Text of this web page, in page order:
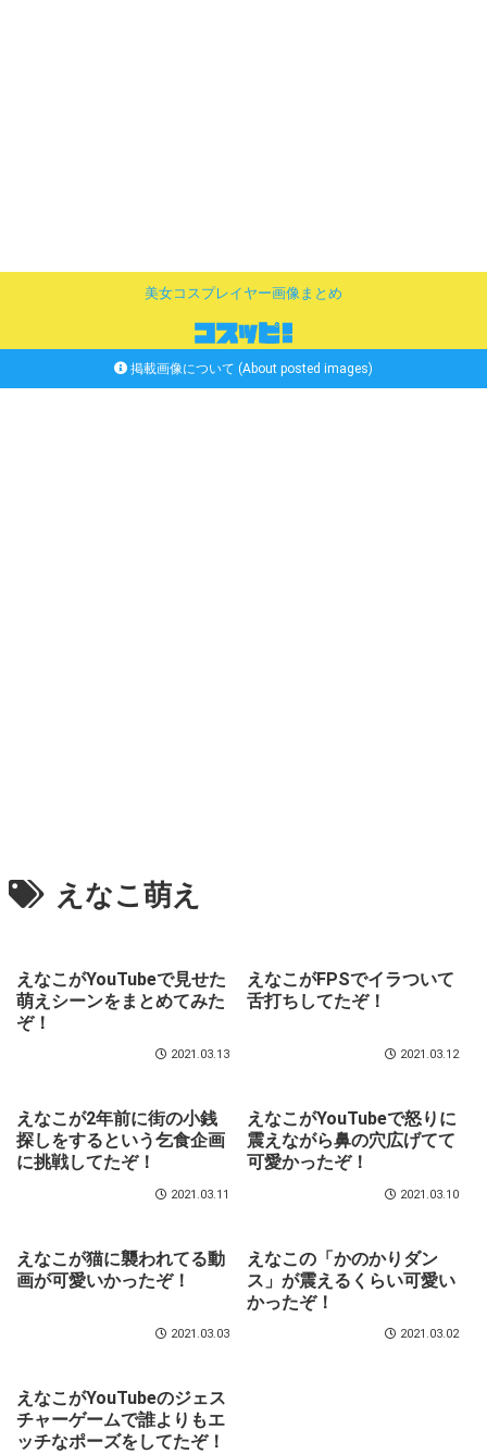
美女コスプレイヤー画像まとめ
掲載画像について (About posted images)
えなこ萌え
えなこがYouTubeで見せた
萌えシーンをまとめてみた
ぞ！
2021.03.13
えなこがFPSでイラついて
舌打ちしてたぞ！
2021.03.12
えなこが2年前に街の小銭
探しをするという乞食企画
に挑戦してたぞ！
2021.03.11
えなこがYouTubeで怒りに
震えながら鼻の穴広げてて
可愛かったぞ！
2021.03.10
えなこが猫に襲われてる動
画が可愛いかったぞ！
2021.03.03
えなこの「かのかりダン
ス」が震えるくらい可愛い
かったぞ！
2021.03.02
えなこがYouTubeのジェス
チャーゲームで誰よりもエ
ッチなポーズをしてたぞ！